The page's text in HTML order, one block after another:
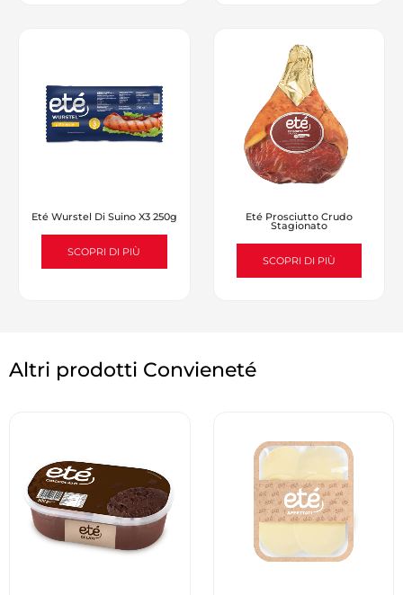
Eté Wurstel Di Suino X3 250g
SCOPRI DI PIÙ
Eté Prosciutto Crudo
Stagionato
SCOPRI DI PIÙ
Altri prodotti Convieneté